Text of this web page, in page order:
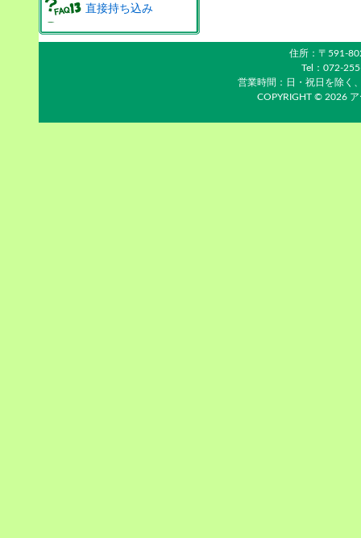
直接持ち込み
住所：〒591-
Tel：072-
営業時間：日・祝日を除く
COPYRIGHT © 2026